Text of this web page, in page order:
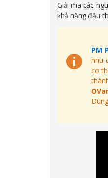
Giải mã các
khả năng đậu
PM
nhu
cơ